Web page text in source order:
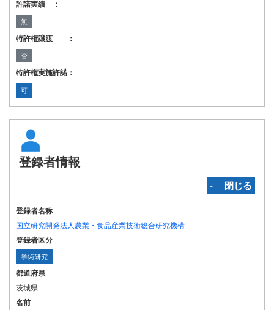
許諾実績 ：
無
特許権譲渡 ：
否
特許権実施許諾：
可
登録者情報
‐ 閉じる
登録者名称
国立研究開発法人農業・食品産業技術総合研究機構
登録者区分
学術研究
都道府県
茨城県
名前